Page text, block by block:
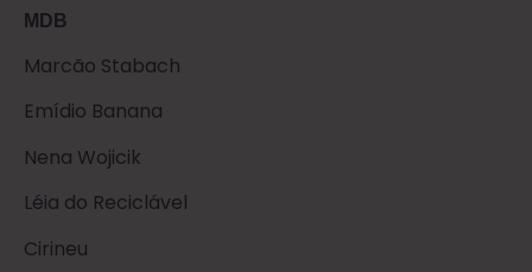
MDB
Marcão Stabach
Emídio Banana
Nena Wojicik
Léia do Reciclável
Cirineu